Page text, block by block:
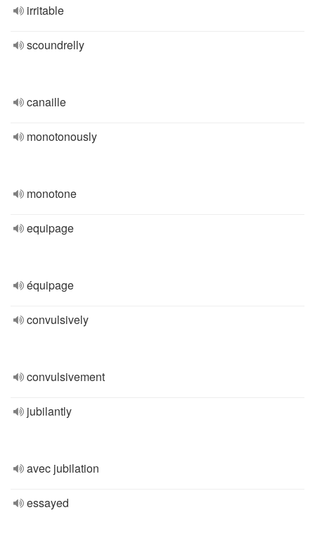
irritable
scoundrelly
canaille
monotonously
monotone
equipage
équipage
convulsively
convulsivement
jubilantly
avec jubilation
essayed